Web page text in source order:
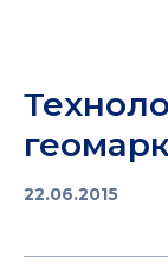
22.06.2015